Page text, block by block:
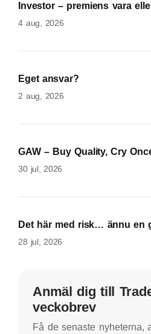
Investor – premiens vara
4 aug, 2026
Eget ansvar?
2 aug, 2026
GAW – Buy Quality, Cry
30 jul, 2026
Det här med risk… ännu en
28 jul, 2026
Anmäl dig till
veckobrev
Få de senaste nyheterna,